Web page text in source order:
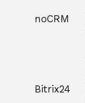
noCRM
Bitrix24